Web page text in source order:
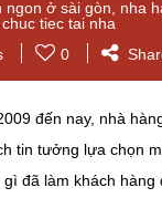
ngon ở sài gòn, nha
tiec tai nha
0
đến nay, nhà
tin tưởng lựa chọn
đã làm khách hàng